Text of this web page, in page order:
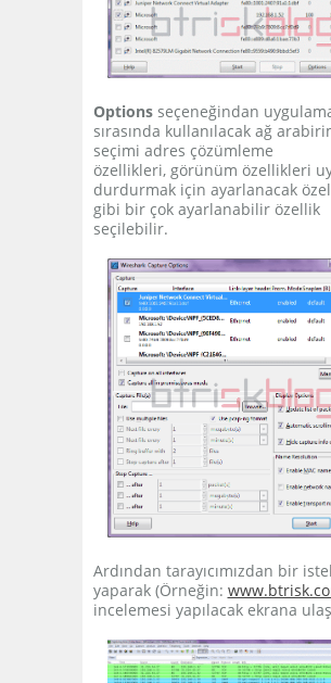
Optionsseçeneğindan
sırasında kullanılacak ağ
seçimi adres çözümleme
özellikleri, görünüm özellikleri
durdurmak için ayarlanacak
gibi bir çok ayarlanabilir özellik
seçilebilir.
Ardından tarayıcımızdan bir
yaparak (Örneğin:
incelemesi yapılacak ekrana